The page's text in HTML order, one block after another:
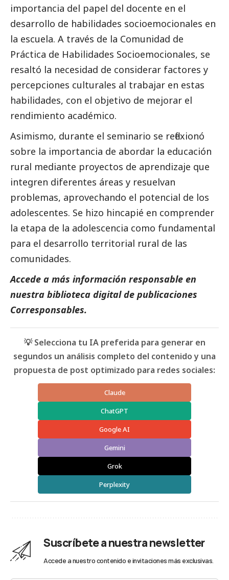
importancia del papel del docente en el
desarrollo de habilidades socioemocionales en
la escuela. A través de la Comunidad de
Práctica de Habilidades Socioemocionales, se
resaltó la necesidad de considerar factores y
percepciones culturales al trabajar en estas
habilidades, con el objetivo de mejorar el
rendimiento académico.
Asimismo, durante el seminario se reflexionó
sobre la importancia de abordar la educación
rural mediante proyectos de aprendizaje que
integren diferentes áreas y resuelvan
problemas, aprovechando el potencial de los
adolescentes. Se hizo hincapié en comprender
la etapa de la adolescencia como fundamental
para el desarrollo territorial rural de las
comunidades.
Accede a más información responsable en
nuestra biblioteca digital de publicaciones
Corresponsables.
💡 Selecciona tu IA preferida para generar en
segundos un análisis completo del contenido y una
propuesta de post optimizado para redes sociales:
Claude
ChatGPT
Google AI
Gemini
Grok
Perplexity
Suscríbete a nuestra newsletter
Accede a nuestro contenido e invitaciones más exclusivas.